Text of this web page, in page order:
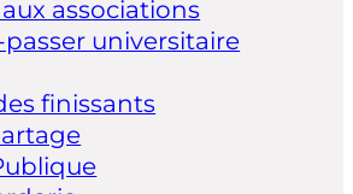
associations
passer universitaire
finissants